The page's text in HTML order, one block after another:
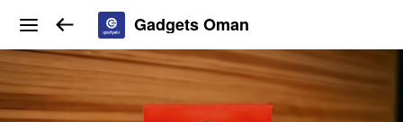
Gadgets Oman